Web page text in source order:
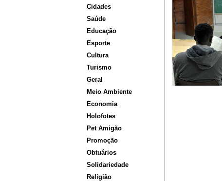
Cidades
Saúde
Educação
Esporte
Cultura
Turismo
Geral
Meio Ambiente
Economia
Holofotes
Pet Amigão
Promoção
Obtuários
Solidariedade
Religião